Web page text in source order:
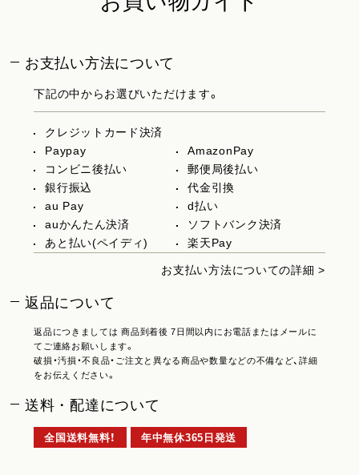
お支払い方法について
下記の中からお選びいただけます。
クレジットカード決済
Paypay
AmazonPay
コンビニ後払い
郵便局後払い
銀行振込
代金引換
au Pay
d払い
auかんたん決済
ソフトバンク決済
あと払い(ペイディ)
楽天Pay
お支払い方法についての詳細 >
返品について
返品につきましては 商品到着後 7日間以内にお電話またはメールに
てご連絡お願いします。
破損・汚損・不良品・ご注文と異なる商品や数量などの不備など、詳細
をお伝えください。
送料・配達について
全国送料無料！ 年中無休365日発送